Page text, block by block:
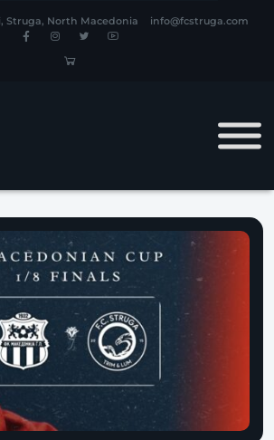
Struga, North Macedonia info@fcstruga.com